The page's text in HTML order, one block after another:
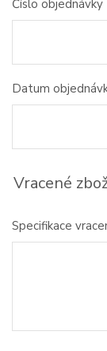
Číslo objednávky
Datum
Vracené
Specifikace